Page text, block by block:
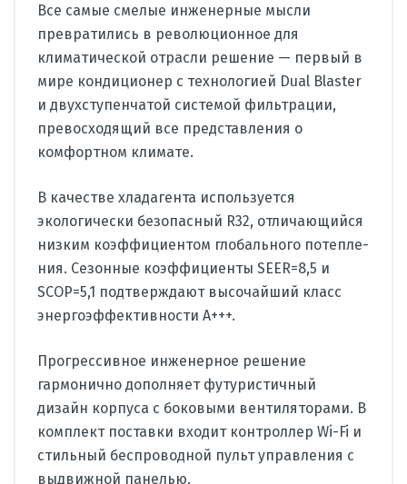
Все самые смелые инженерные мысли
превратились в рево­люционное для
климатической отрасли решение — первый в
мире кондиционер с технологией Dual Blaster
и двухступенчатой систе­мой фильтрации,
превосходящий все представления о
комфортном климате.
В качестве хладагента используется
экологически безопасный R32, отличающийся
низким коэффициентом глобального потепле­
ния. Сезонные коэффициенты SEER=8,5 и
SCOP=5,1 подтвержда­ют высочайший класс
энергоэффективности А+++.
Прогрессивное инженерное решение
гармонично дополняет футуристичный
дизайн корпуса с боковыми вентиляторами. В
ком­плект поставки входит контроллер Wi-Fi и
стильный беспроводной пульт управления с
выдвижной панелью.